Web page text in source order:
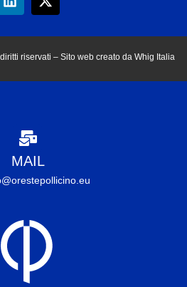
riservati – Sito web creato da Whig Italia
MAIL